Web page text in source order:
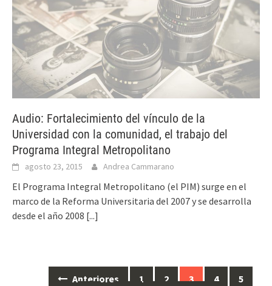
Audio: Fortalecimiento del vínculo de la
Universidad con la comunidad, el trabajo del
Programa Integral Metropolitano
agosto 23, 2015 Andrea Cammarano
El Programa Integral Metropolitano (el PIM) surge en el
marco de la Reforma Universitaria del 2007 y se desarrolla
desde el año 2008 [...]
Anteriores 1 2 3 4
5